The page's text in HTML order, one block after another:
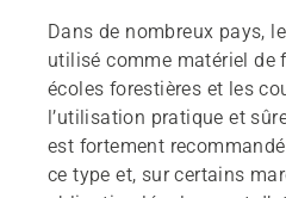
Dans de nombreux pays,
utilisé comme matériel de
écoles forestières et les
l’utilisation pratique et
est fortement
ce type et, sur certains